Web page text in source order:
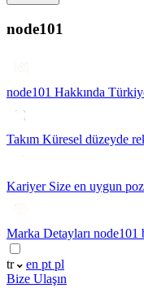
node101
node101 Hakkında
Takım Küresel düzeyde
Kariyer Size en uygun
Marka Detayları node101
tr en pt pl
Bize Ulaşın